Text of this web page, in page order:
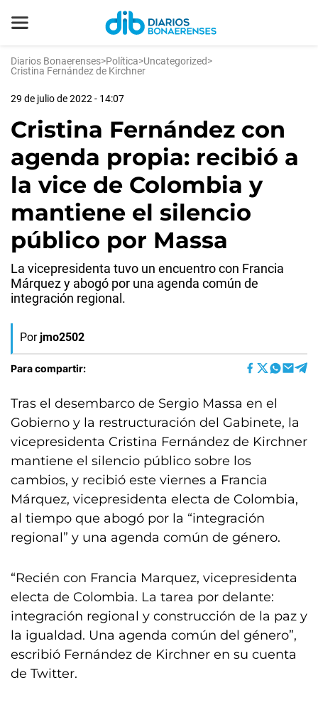
Diarios Bonaerenses>Política>Uncategorized>
Cristina Fernández de Kirchner
29 de julio de 2022 - 14:07
Cristina Fernández con
agenda propia: recibió a
la vice de Colombia y
mantiene el silencio
público por Massa
La vicepresidenta tuvo un encuentro con Francia
Márquez y abogó por una agenda común de
integración regional.
Por jmo2502
Para compartir:
Tras el desembarco de Sergio Massa en el
Gobierno y la restructuración del Gabinete, la
vicepresidenta Cristina Fernández de Kirchner
mantiene el silencio público sobre los
cambios, y recibió este viernes a Francia
Márquez, vicepresidenta electa de Colombia,
al tiempo que abogó por la “integración
regional” y una agenda común de género.
“Recién con Francia Marquez, vicepresidenta
electa de Colombia. La tarea por delante:
integración regional y construcción de la paz y
la igualdad. Una agenda común del género”,
escribió Fernández de Kirchner en su cuenta
de Twitter.